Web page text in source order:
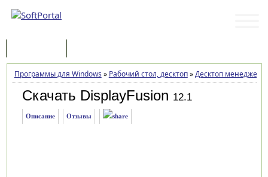
Программы для Windows » Рабочий стол, десктоп»Десктоп менеджеры
Скачать DisplayFusion 12.1
Описание Отзывы